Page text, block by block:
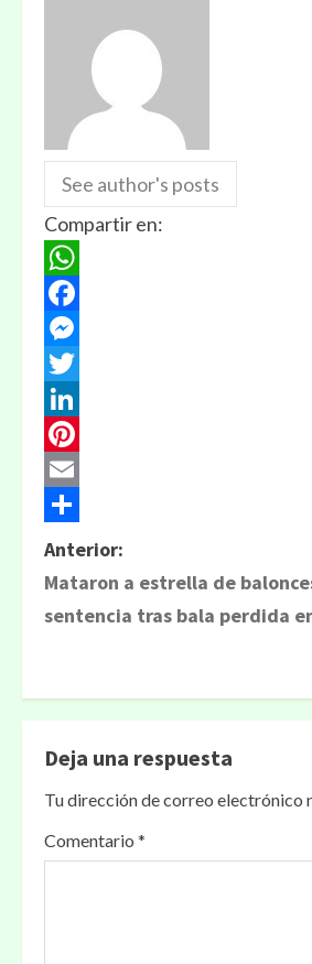
See author's posts
Compartir en:
WhatsApp
Facebook
Messenger
Twitter
LinkedIn
Pinterest
Email
Compartir
Anterior:
Mataron a estrella de
sentencia tras bala perdida
Deja una respuesta
Tu dirección de correo electrónico
Comentario *